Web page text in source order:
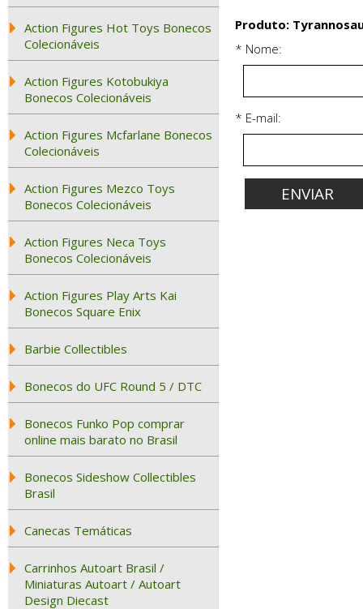
Action Figures Hot Toys Bonecos
Colecionáveis
Action Figures Kotobukiya
Bonecos Colecionáveis
Action Figures Mcfarlane Bonecos
Colecionáveis
Action Figures Mezco Toys
Bonecos Colecionáveis
Action Figures Neca Toys
Bonecos Colecionáveis
Action Figures Play Arts Kai
Bonecos Square Enix
Barbie Collectibles
Bonecos do UFC Round 5 / DTC
Bonecos Funko Pop comprar
online mais barato no Brasil
Bonecos Sideshow Collectibles
Brasil
Canecas Temáticas
Carrinhos Autoart Brasil /
Miniaturas Autoart / Autoart
Design Diecast
Produto:
* Nome:
* E-mail: